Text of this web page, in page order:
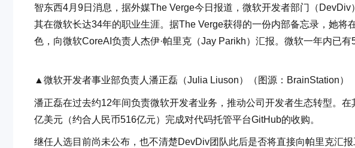
智东西4月9日消息，据外媒The Verge今日报道，微软开发者部门（
其在微软长达34年的职业生涯。据The Verge获得的一份内部备忘录，她将
色，向微软CoreAI负责人杰伊·帕里克（Jay Parikh）汇报。微软一年内已有
▲微软开发者事业部负责人潘正磊（Julia Liuson）（图源：BrainStation）
潘正磊在过去约12年间负责微软开发者业务，推动公司开发者生态转型。
亿美元（约合人民币516亿元）完成对代码托管平台GitHub的收购。
继任人选目前尚未公布，也不清楚DevDiv团队此后是否将直接向帕里克汇报